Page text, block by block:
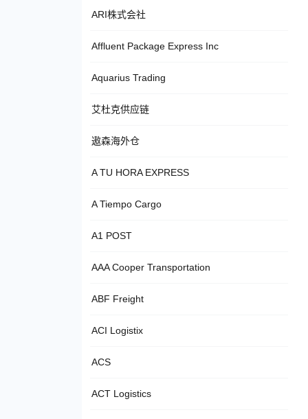
ARI株式会社
Affluent Package Express Inc
Aquarius Trading
艾杜克供应链
遨森海外仓
A TU HORA EXPRESS
A Tiempo Cargo
A1 POST
AAA Cooper Transportation
ABF Freight
ACI Logistix
ACS
ACT Logistics